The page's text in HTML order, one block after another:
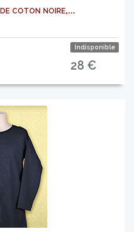
coton noire,...
Indisponible
28 €